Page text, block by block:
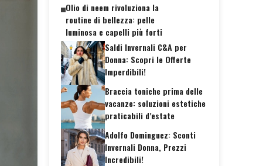
Olio di neem rivoluziona la
routine di bellezza: pelle
luminosa e capelli più forti
Saldi Invernali C&A per
Donna: Scopri le Offerte
Imperdibili!
Braccia toniche prima delle
vacanze: soluzioni estetiche
praticabili d’estate
Adolfo Dominguez: Sconti
Invernali Donna, Prezzi
Incredibili!